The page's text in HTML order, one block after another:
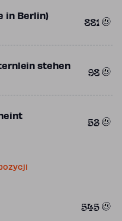
in Berlin) 881
stehen 98
53
545